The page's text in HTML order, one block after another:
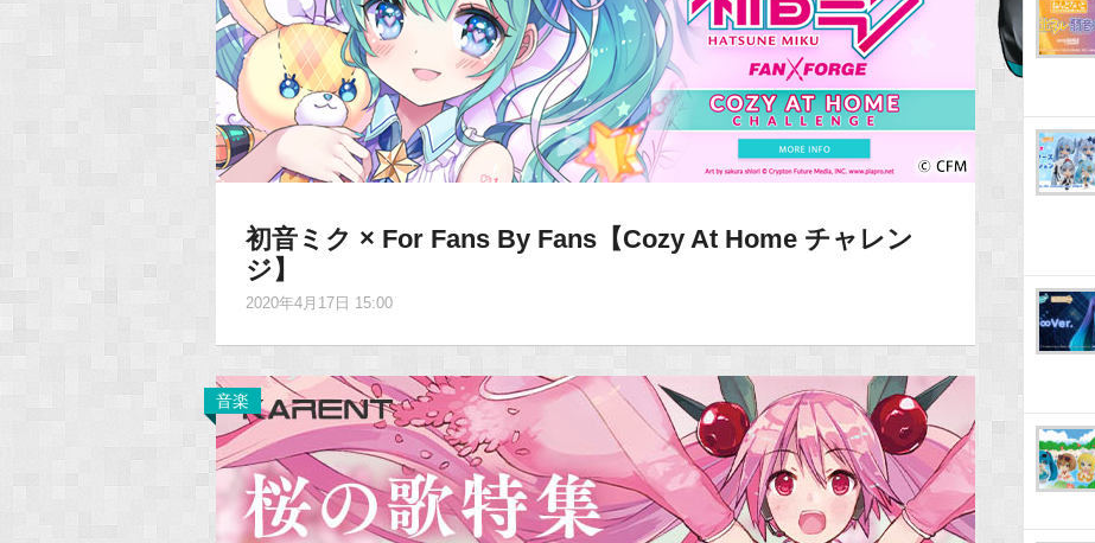
初音ミク × For Fans By Fans【Cozy At Home チャレン
ジ】
2020年4月17日 15:00
音楽